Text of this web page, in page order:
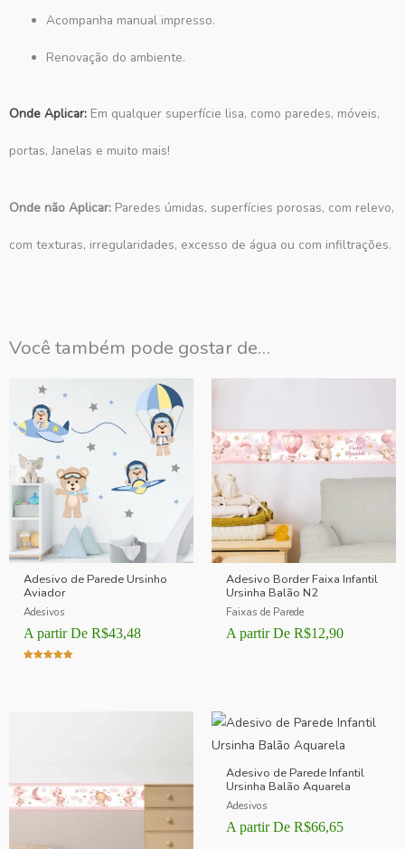
Acompanha manual impresso.
Renovação do ambiente.
Onde Aplicar: Em qualquer superfície lisa, como paredes, móveis,
portas, Janelas e muito mais!
Onde não Aplicar: Paredes úmidas, superfícies porosas, com relevo,
com texturas, irregularidades, excesso de água ou com infiltrações.
Você também pode gostar de…
Adesivo de Parede Ursinho
Aviador
Adesivos
A partir De R$43,48
Adesivo Border Faixa Infantil
Ursinha Balão N2
Faixas de Parede
A partir De R$12,90
Adesivo de Parede Infantil
Ursinha Balão Aquarela
Adesivos
A partir De R$66,65